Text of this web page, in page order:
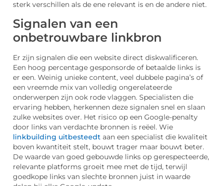
sterk verschillen als de ene relevant is en de andere niet.
Signalen van een
onbetrouwbare linkbron
Er zijn signalen die een website direct diskwalificeren.
Een hoog percentage gesponsorde of betaalde links is
er een. Weinig unieke content, veel dubbele pagina’s of
een vreemde mix van volledig ongerelateerde
onderwerpen zijn ook rode vlaggen. Specialisten die
ervaring hebben, herkennen deze signalen snel en slaan
zulke websites over. Het risico op een Google-penalty
door links van verdachte bronnen is reëel. Wie
linkbuilding uitbesteedt aan een specialist die kwaliteit
boven kwantiteit stelt, bouwt trager maar bouwt beter.
De waarde van goed gebouwde links op gerespecteerde,
relevante platforms groeit mee met de tijd, terwijl
goedkope links van slechte bronnen juist in waarde